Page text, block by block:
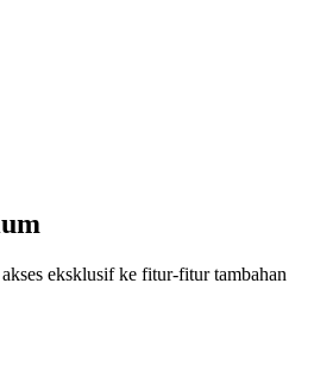
eksklusif ke fitur-fitur tambahan